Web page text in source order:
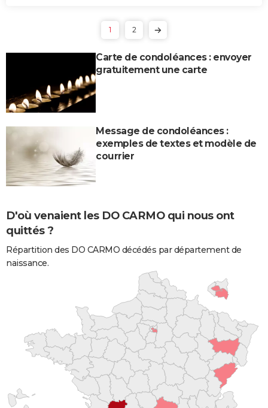
1 2
Carte de condoléances : envoyer
gratuitement une carte
Message de condoléances :
exemples de textes et modèle de
courrier
D'où venaient les DO CARMO qui nous ont
quittés ?
Répartition des DO CARMO décédés par département de
naissance.